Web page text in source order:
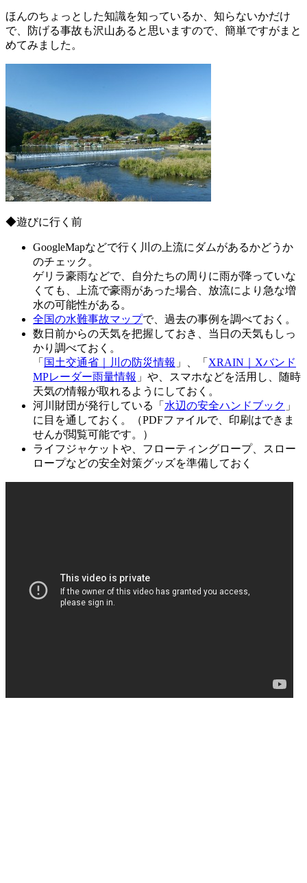
ほんのちょっとした知識を知っているか、知らないかだけ
で、防げる事故も沢山あると思いますので、簡単ですがまと
めてみました。
◆遊びに行く前
GoogleMapなどで行く川の上流にダムがあるかどうか
のチェック。
ゲリラ豪雨などで、自分たちの周りに雨が降っていな
くても、上流で豪雨があった場合、放流により急な増
水の可能性がある。
全国の水難事故マップで、過去の事例を調べておく。
数日前からの天気を把握しておき、当日の天気もしっ
かり調べておく。
「 国土交通省｜川の防災情報 」、「 XRAIN｜Xバンド
MPレーダー雨量情報 」や、スマホなどを活用し、随時
天気の情報が取れるようにしておく。
河川財団が発行している「 水辺の安全ハンドブック 」
に目を通しておく。（PDFファイルで、印刷はできま
せんが閲覧可能です。）
ライフジャケットや、フローティングロープ、スロー
ロープなどの安全対策グッズを準備しておく